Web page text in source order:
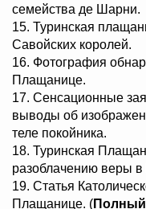
семейства де Шарни.
15. Туринская
Савойских королей.
16. Фотография
Плащанице.
17. Сенсационные
выводы об
теле покойника.
18. Туринская
разоблачению веры в
19. Статья
Плащанице. (